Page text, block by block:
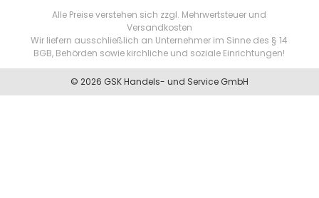
Alle Preise verstehen sich zzgl. Mehrwertsteuer und
Versandkosten
Wir liefern ausschließlich an Unternehmer im Sinne des § 14
BGB, Behörden sowie kirchliche und soziale Einrichtungen!
© 2026 GSK Handels- und Service GmbH